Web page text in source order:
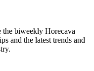
the biweekly Horecava
and the latest trends and